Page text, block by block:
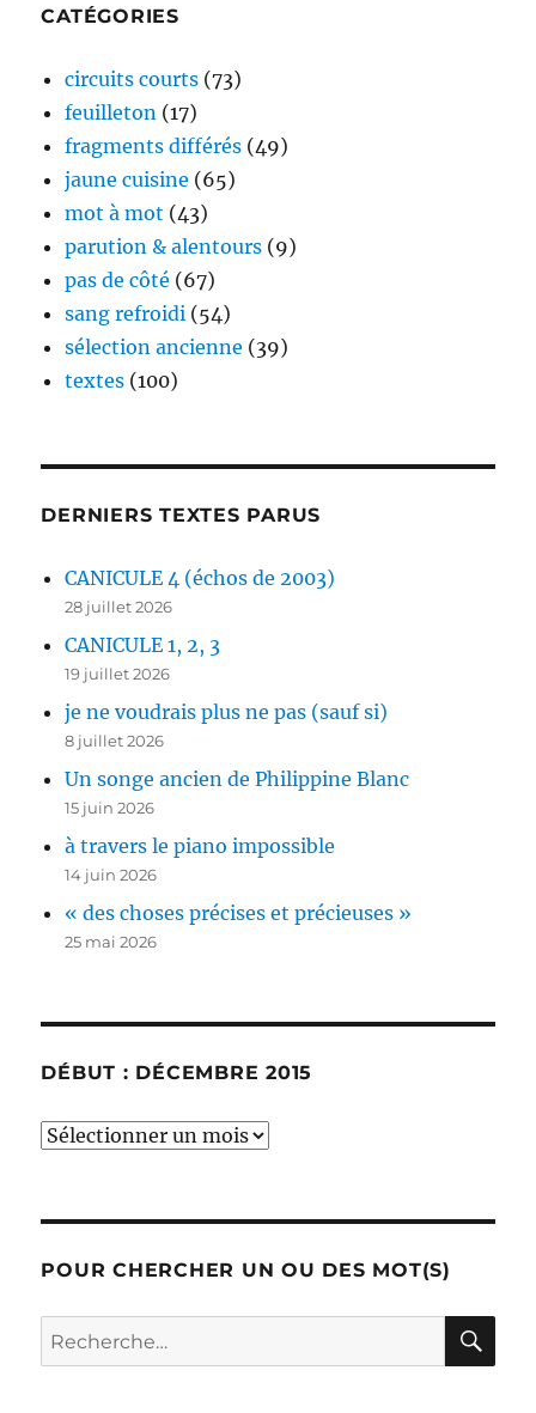
CATÉGORIES
circuits courts (73)
feuilleton (17)
fragments différés (49)
jaune cuisine (65)
mot à mot (43)
parution & alentours (9)
pas de côté (67)
sang refroidi (54)
sélection ancienne (39)
textes (100)
DERNIERS TEXTES PARUS
CANICULE 4 (échos de 2003)
28 juillet 2026
CANICULE 1, 2, 3
19 juillet 2026
je ne voudrais plus ne pas (sauf si)
8 juillet 2026
Un songe ancien de Philippine Blanc
15 juin 2026
à travers le piano impossible
14 juin 2026
« des choses précises et précieuses »
25 mai 2026
DÉBUT : DÉCEMBRE 2015
début
POUR CHERCHER UN OU DES MOT(S)
Recherche
pour :